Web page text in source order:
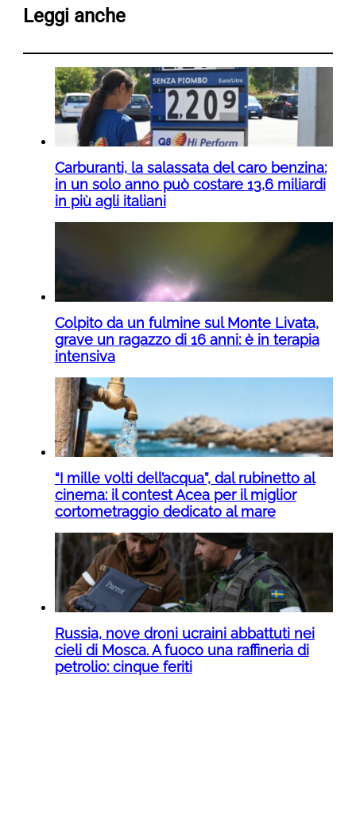
Leggi anche
Carburanti, la salassata del caro benzina:
in un solo anno può costare 13,6 miliardi
in più agli italiani
Colpito da un fulmine sul Monte Livata,
grave un ragazzo di 16 anni: è in terapia
intensiva
“I mille volti dell’acqua”, dal rubinetto al
cinema: il contest Acea per il miglior
cortometraggio dedicato al mare
Russia, nove droni ucraini abbattuti nei
cieli di Mosca. A fuoco una raffineria di
petrolio: cinque feriti